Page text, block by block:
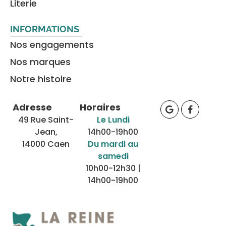
Literie
INFORMATIONS
Nos engagements
Nos marques
Notre histoire
Adresse
49 Rue Saint-
Jean,
14000 Caen
Horaires
Le Lundi
14h00-19h00
Du mardi au
samedi
10h00-12h30 |
14h00-19h00